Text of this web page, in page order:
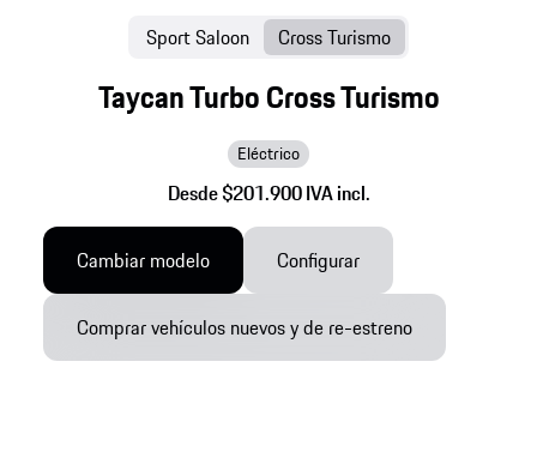
Taycan Turbo Cross Turismo
Eléctrico
Desde $201.900 IVA incl.
Sport Saloon Cross Turismo
Cambiar modelo Configurar
Comprar vehículos nuevos y de re-estreno